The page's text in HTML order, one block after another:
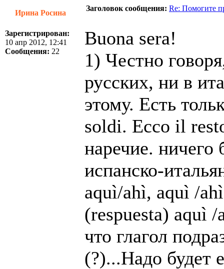
Ирина Росина
Заголовок сообщения: Re: Помогите
Зарегистрирован:
10 апр 2012, 12:41
Сообщения: 22
Buona sera!
1) Честно
русских, ни в
этому. Есть
soldi. Ecco il
наречие. ничего
испанско-
aquì/ahì, aquì /
(respuesta) aquì
что глагол
(?)...Надо будет